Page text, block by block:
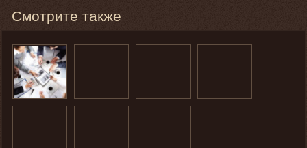
Смотрите также